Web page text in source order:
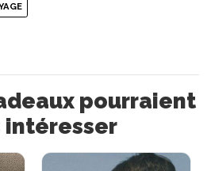
pourraient
intéresser